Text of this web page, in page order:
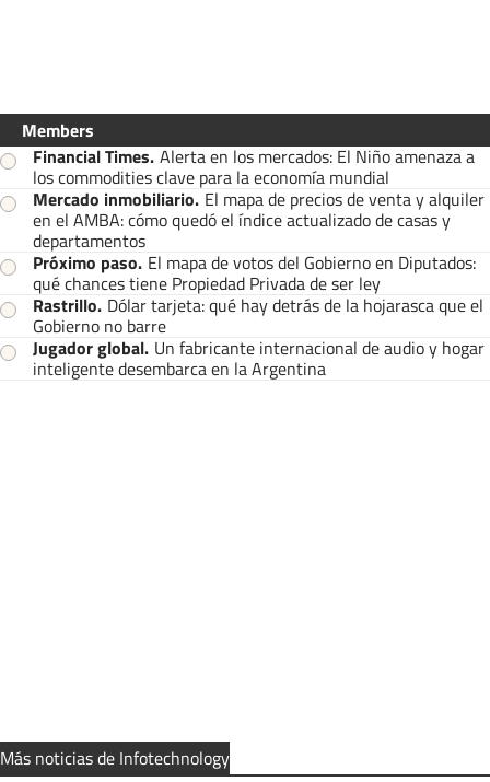
Members
Financial Times. Alerta en los mercados: El Niño amenaza a
los commodities clave para la economía mundial
Mercado inmobiliario. El mapa de precios de venta y alquiler
en el AMBA: cómo quedó el índice actualizado de casas y
departamentos
Próximo paso. El mapa de votos del Gobierno en Diputados:
qué chances tiene Propiedad Privada de ser ley
Rastrillo. Dólar tarjeta: qué hay detrás de la hojarasca que el
Gobierno no barre
Jugador global. Un fabricante internacional de audio y hogar
inteligente desembarca en la Argentina
Más noticias de Infotechnology